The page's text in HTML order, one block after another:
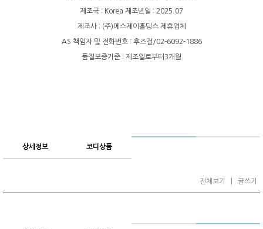
제조국 : Korea 제조년일 : 2025.07
제조사 : (주)에스제이홀딩스 제휴업체
AS 책임자 및 전화번호 : 후즈걸/02-6092-1886
품질보증기준 : 제조일로부터3개월
상세정보 코디상품
전체보기 글쓰기